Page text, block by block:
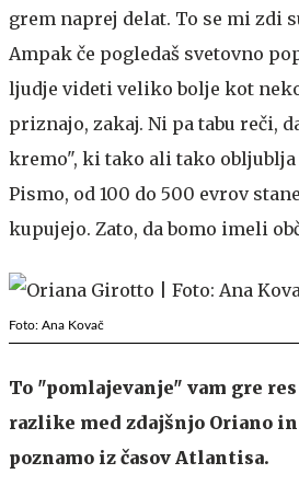
grem naprej delat. To se mi zdi
Ampak če pogledaš svetovno
ljudje videti veliko bolje kot
priznajo, zakaj. Ni pa tabu reči,
kremo", ki tako ali tako
Pismo, od 100 do 500 evrov
kupujejo. Zato, da bomo imeli
Foto: Ana Kovač
To "pomlajevanje" vam gre
razlike med zdajšnjo Oriano
poznamo iz časov Atlantisa.